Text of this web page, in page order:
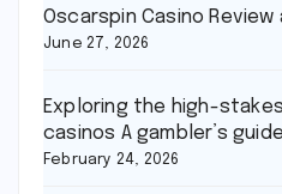
Oscarspin Casino Review
June 27, 2026
Exploring the high-
casinos A gambler’s guide
February 24, 2026